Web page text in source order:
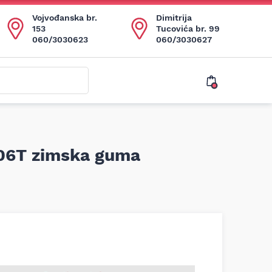
Vojvođanska br.
153
060/3030623
Dimitrija
Tucovića br. 99
060/3030627
zimska guma